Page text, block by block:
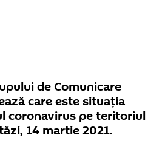
de Comunicare
care este situația
coronavirus pe teritoriul
14 martie 2021.